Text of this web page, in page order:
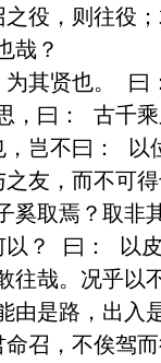
役，则往役
哉？
其贤也。 曰
，曰： 古千
岂不曰： 以
友，而不可
奚取焉？取非
？ 曰： 以皮
往哉。况乎以
由是路，出